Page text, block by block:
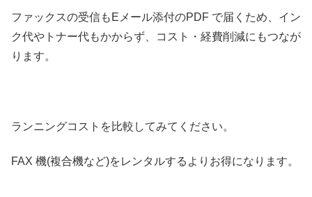
ファックスの受信もEメール添付のPDF で届くため、イン
ク代やトナー代もかからず、コスト・経費削減にもつなが
ります。
ランニングコストを比較してみてください。
FAX 機(複合機など)をレンタルするよりお得になります。